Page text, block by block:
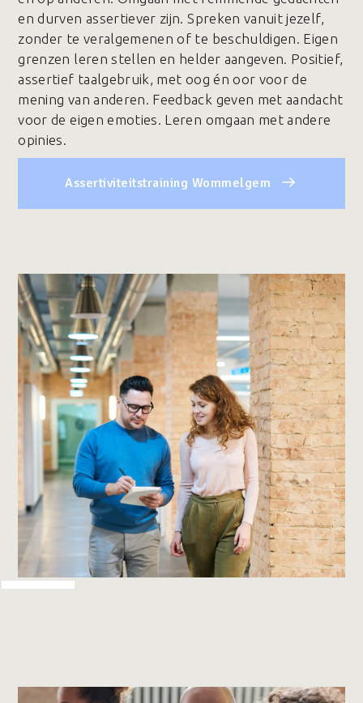
en durven assertiever zijn. Spreken vanuit jezelf,
zonder te veralgemenen of te beschuldigen. Eigen
grenzen leren stellen en helder aangeven. Positief,
assertief taalgebruik, met oog én oor voor de
mening van anderen. Feedback geven met aandacht
voor de eigen emoties. Leren omgaan met andere
opinies.
Assertiviteitstraining Wommelgem